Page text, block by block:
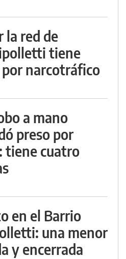
la red de
tiene
narcotráfico
a mano
preso por
tiene cuatro
en el Barrio
una menor
y encerrada